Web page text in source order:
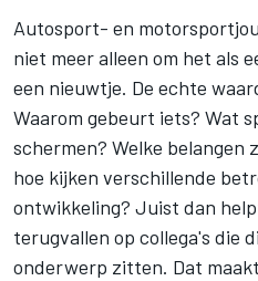
Autosport- en
niet meer alleen om het als
een nieuwtje. De echte
Waarom gebeurt iets? Wat
schermen? Welke belangen
hoe kijken verschillende
ontwikkeling? Juist dan
terugvallen op collega's die
onderwerp zitten. Dat maakt